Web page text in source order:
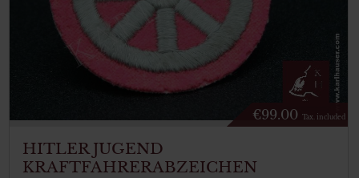
€99.00 Tax. included
HITLER JUGEND
KRAFTFAHRERABZEICHEN